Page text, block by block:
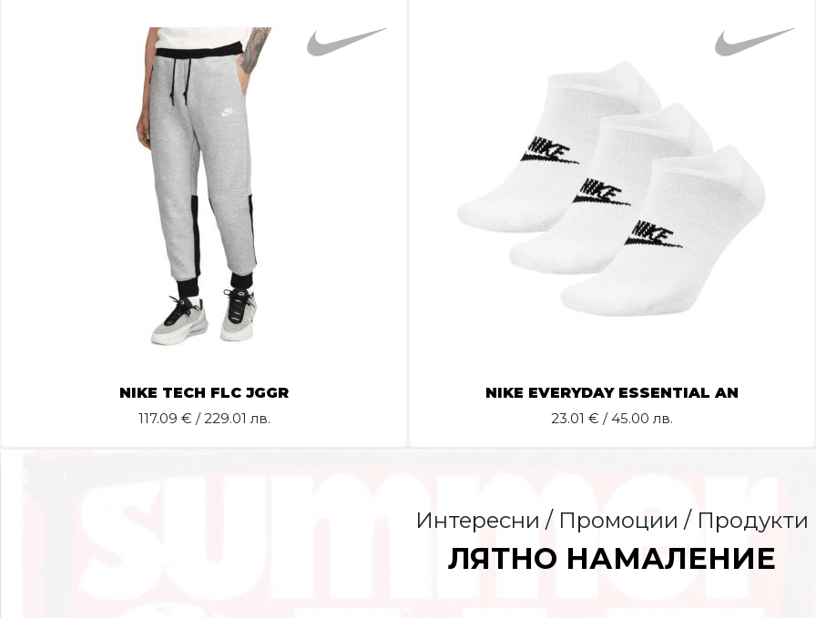
NIKE TECH FLC JGGR
117.09 € / 229.01 лв.
NIKE EVERYDAY ESSENTIAL AN
23.01 € / 45.00 лв.
Интересни / Промоции / Продукти
ЛЯТНО НАМАЛЕНИЕ